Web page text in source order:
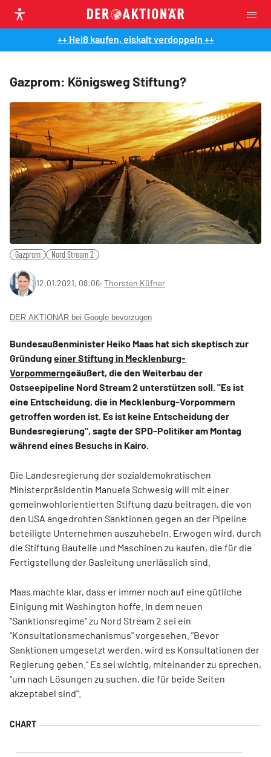
++ Heiß kaufen, eiskalt verdoppeln ++
Gazprom: Königsweg Stiftung?
Gazprom Nord Stream 2
12.01.2021, 08:06‧ Thorsten Küfner
DER AKTIONÄR bei Google bevorzugen
Bundesaußenminister Heiko Maas hat sich skeptisch zur
Gründungeiner Stiftung in Mecklenburg-
Vorpommerngeäußert, die den Weiterbau der
Ostseepipeline Nord Stream 2 unterstützen soll. "Es ist
eine Entscheidung, die in Mecklenburg-Vorpommern
getroffen worden ist. Es ist keine Entscheidung der
Bundesregierung", sagte der SPD-Politiker am Montag
während eines Besuchs in Kairo.
Die Landesregierung der sozialdemokratischen
Ministerpräsidentin Manuela Schwesig will mit einer
gemeinwohlorientierten Stiftung dazu beitragen, die von
den USA angedrohten Sanktionen gegen an der Pipeline
beteiligte Unternehmen auszuhebeln. Erwogen wird, durch
die Stiftung Bauteile und Maschinen zu kaufen, die für die
Fertigstellung der Gasleitung unerlässlich sind.
Maas machte klar, dass er immer noch auf eine gütliche
Einigung mit Washington hoffe. In dem neuen
"Sanktionsregime" zu Nord Stream 2 sei ein
"Konsultationsmechanismus" vorgesehen. "Bevor
Sanktionen umgesetzt werden, wird es Konsultationen der
Regierung geben." Es sei wichtig, miteinander zu sprechen,
"um nach Lösungen zu suchen, die für beide Seiten
akzeptabel sind".